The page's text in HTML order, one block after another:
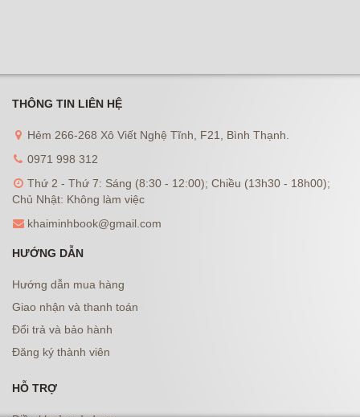
THÔNG TIN LIÊN HỆ
Hẻm 266-268 Xô Viết Nghệ Tĩnh, F21, Bình Thạnh.
0971 998 312
Thứ 2 - Thứ 7: Sáng (8:30 - 12:00); Chiều (13h30 - 18h00);
Chủ Nhật: Không làm việc
khaiminhbook@gmail.com
HƯỚNG DẪN
Hướng dẫn mua hàng
Giao nhận và thanh toán
Đổi trả và bảo hành
Đăng ký thành viên
HỖ TRỢ